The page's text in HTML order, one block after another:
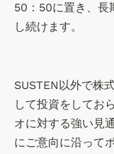
50：50に置き、長
し続けます。
SUSTEN以外で株
して投資をしてお
オに対する強い見
にご意向に沿って